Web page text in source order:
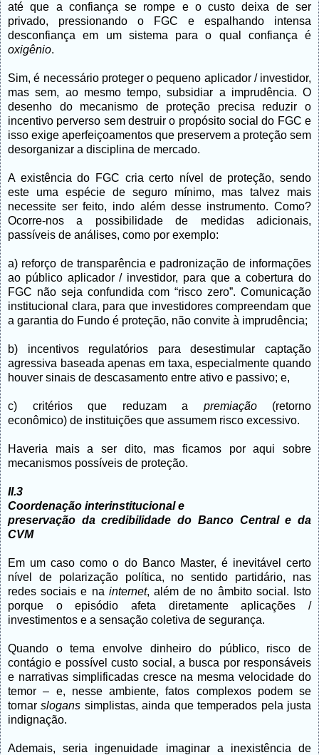
até que a confiança se rompe e o custo deixa de ser
privado, pressionando o FGC e espalhando intensa
desconfiança em um sistema para o qual confiança é
oxigênio.
Sim, é necessário proteger o pequeno aplicador / investidor,
mas sem, ao mesmo tempo, subsidiar a imprudência. O
desenho do mecanismo de proteção precisa reduzir o
incentivo perverso sem destruir o propósito social do FGC e
isso exige aperfeiçoamentos que preservem a proteção sem
desorganizar a disciplina de mercado.
A existência do FGC cria certo nível de proteção, sendo
este uma espécie de seguro mínimo, mas talvez mais
necessite ser feito, indo além desse instrumento. Como?
Ocorre-nos a possibilidade de medidas adicionais,
passíveis de análises, como por exemplo:
a) reforço de transparência e padronização de informações
ao público aplicador / investidor, para que a cobertura do
FGC não seja confundida com “risco zero”. Comunicação
institucional clara, para que investidores compreendam que
a garantia do Fundo é proteção, não convite à imprudência;
b) incentivos regulatórios para desestimular captação
agressiva baseada apenas em taxa, especialmente quando
houver sinais de descasamento entre ativo e passivo; e,
c) critérios que reduzam a premiação (retorno
econômico) de instituições que assumem risco excessivo.
Haveria mais a ser dito, mas ficamos por aqui sobre
mecanismos possíveis de proteção.
II.3
Coordenação interinstitucional e
preservação da credibilidade do Banco Central e da
CVM
Em um caso como o do Banco Master, é inevitável certo
nível de polarização política, no sentido partidário, nas
redes sociais e na internet, além de no âmbito social. Isto
porque o episódio afeta diretamente aplicações /
investimentos e a sensação coletiva de segurança.
Quando o tema envolve dinheiro do público, risco de
contágio e possível custo social, a busca por responsáveis
e narrativas simplificadas cresce na mesma velocidade do
temor – e, nesse ambiente, fatos complexos podem se
tornarslogans simplistas, ainda que temperados pela justa
indignação.
Ademais, seria ingenuidade imaginar a inexistência de